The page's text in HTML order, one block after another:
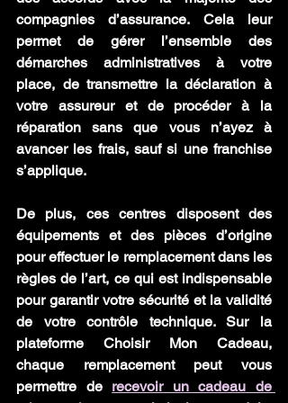
compagnies d’assurance. Cela leur
permet de gérer l’ensemble des
démarches administratives à votre
place, de transmettre la déclaration à
votre assureur et de procéder à la
réparation sans que vous n’ayez à
avancer les frais, sauf si une franchise
s’applique.
De plus, ces centres disposent des
équipements et des pièces d’origine
pour effectuer le remplacement dans les
règles de l’art, ce qui est indispensable
pour garantir votre sécurité et la validité
de votre contrôle technique. Sur la
plateforme Choisir Mon Cadeau,
chaque remplacement peut vous
permettre de recevoir un cadeau de